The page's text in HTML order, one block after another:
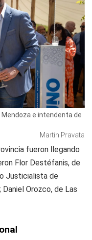
e intendenta de
Martin Pravata
fueron llegando
Flor Destéfanis, de
Justicialista de
Daniel Orozco, de Las